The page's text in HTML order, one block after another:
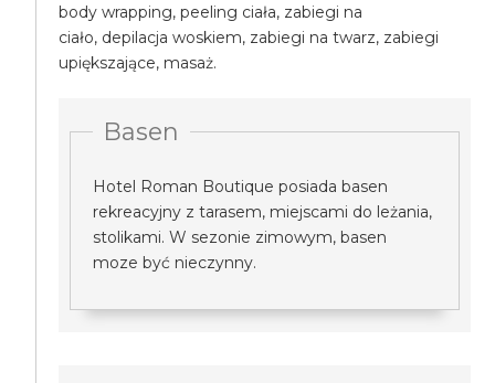
body wrapping, peeling ciała, zabiegi na
ciało, depilacja woskiem, zabiegi na twarz, zabiegi
upiększające, masaż.
Basen
Hotel Roman Boutique posiada basen
rekreacyjny z tarasem, miejscami do leżania,
stolikami. W sezonie zimowym, basen
moze być nieczynny.